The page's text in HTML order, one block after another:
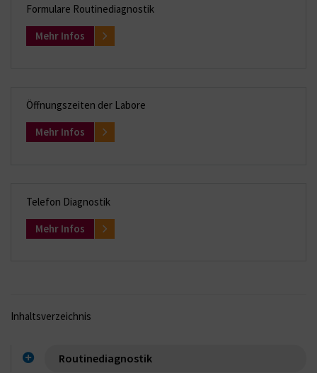
Formulare Routinediagnostik
Mehr Infos
Öffnungszeiten der Labore
Mehr Infos
Telefon Diagnostik
Mehr Infos
Inhaltsverzeichnis
Routinediagnostik